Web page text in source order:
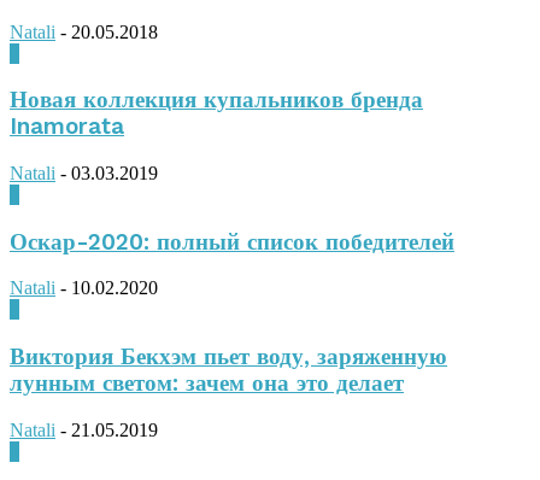
Natali - 20.05.2018
Новая коллекция купальников бренда
Inamorata
Natali - 03.03.2019
Оскар-2020: полный список победителей
Natali - 10.02.2020
Виктория Бекхэм пьет воду, заряженную
лунным светом: зачем она это делает
Natali - 21.05.2019